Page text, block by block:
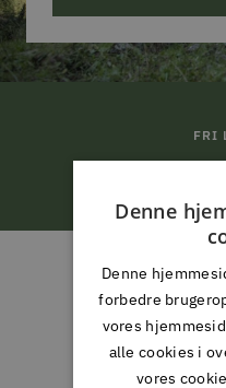
FRI
til
1
ALMAS
ALT I
FISKERI,
Denne
Denne
forbedre
vores
alle cookies i
vores